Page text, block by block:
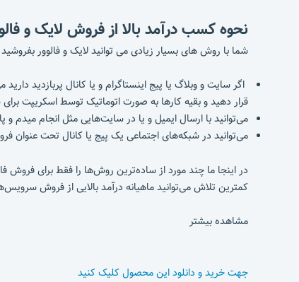
نحوه کسب درآمد بالا از فروش لایک و
شما با روش های بسیار زیادی می توانید لایک و فالوور
اگر سایت و وبلاگ یا پیج اینستاگرام و یا کانال پربازدید
قرار دهید و بقیه کارها به صورت اتوماتیک توسط اسکریپت
می‌توانید با ارسال ایمیل و یا در سایت‌هایی مثل انجام میدم
می‌توانید در شبکه‌های اجتماعی یک پیج یا کانال تحت عنوان
در اینجا ما چند مورد از ساده‌ترین روش‌ها را فقط برای فروش
کمترین تلاش می‌توانید ماهیانه درآمد بالایی از فروش
مشاهده بیشتر
جهت خرید و دانلود این محصول کلیک کنید